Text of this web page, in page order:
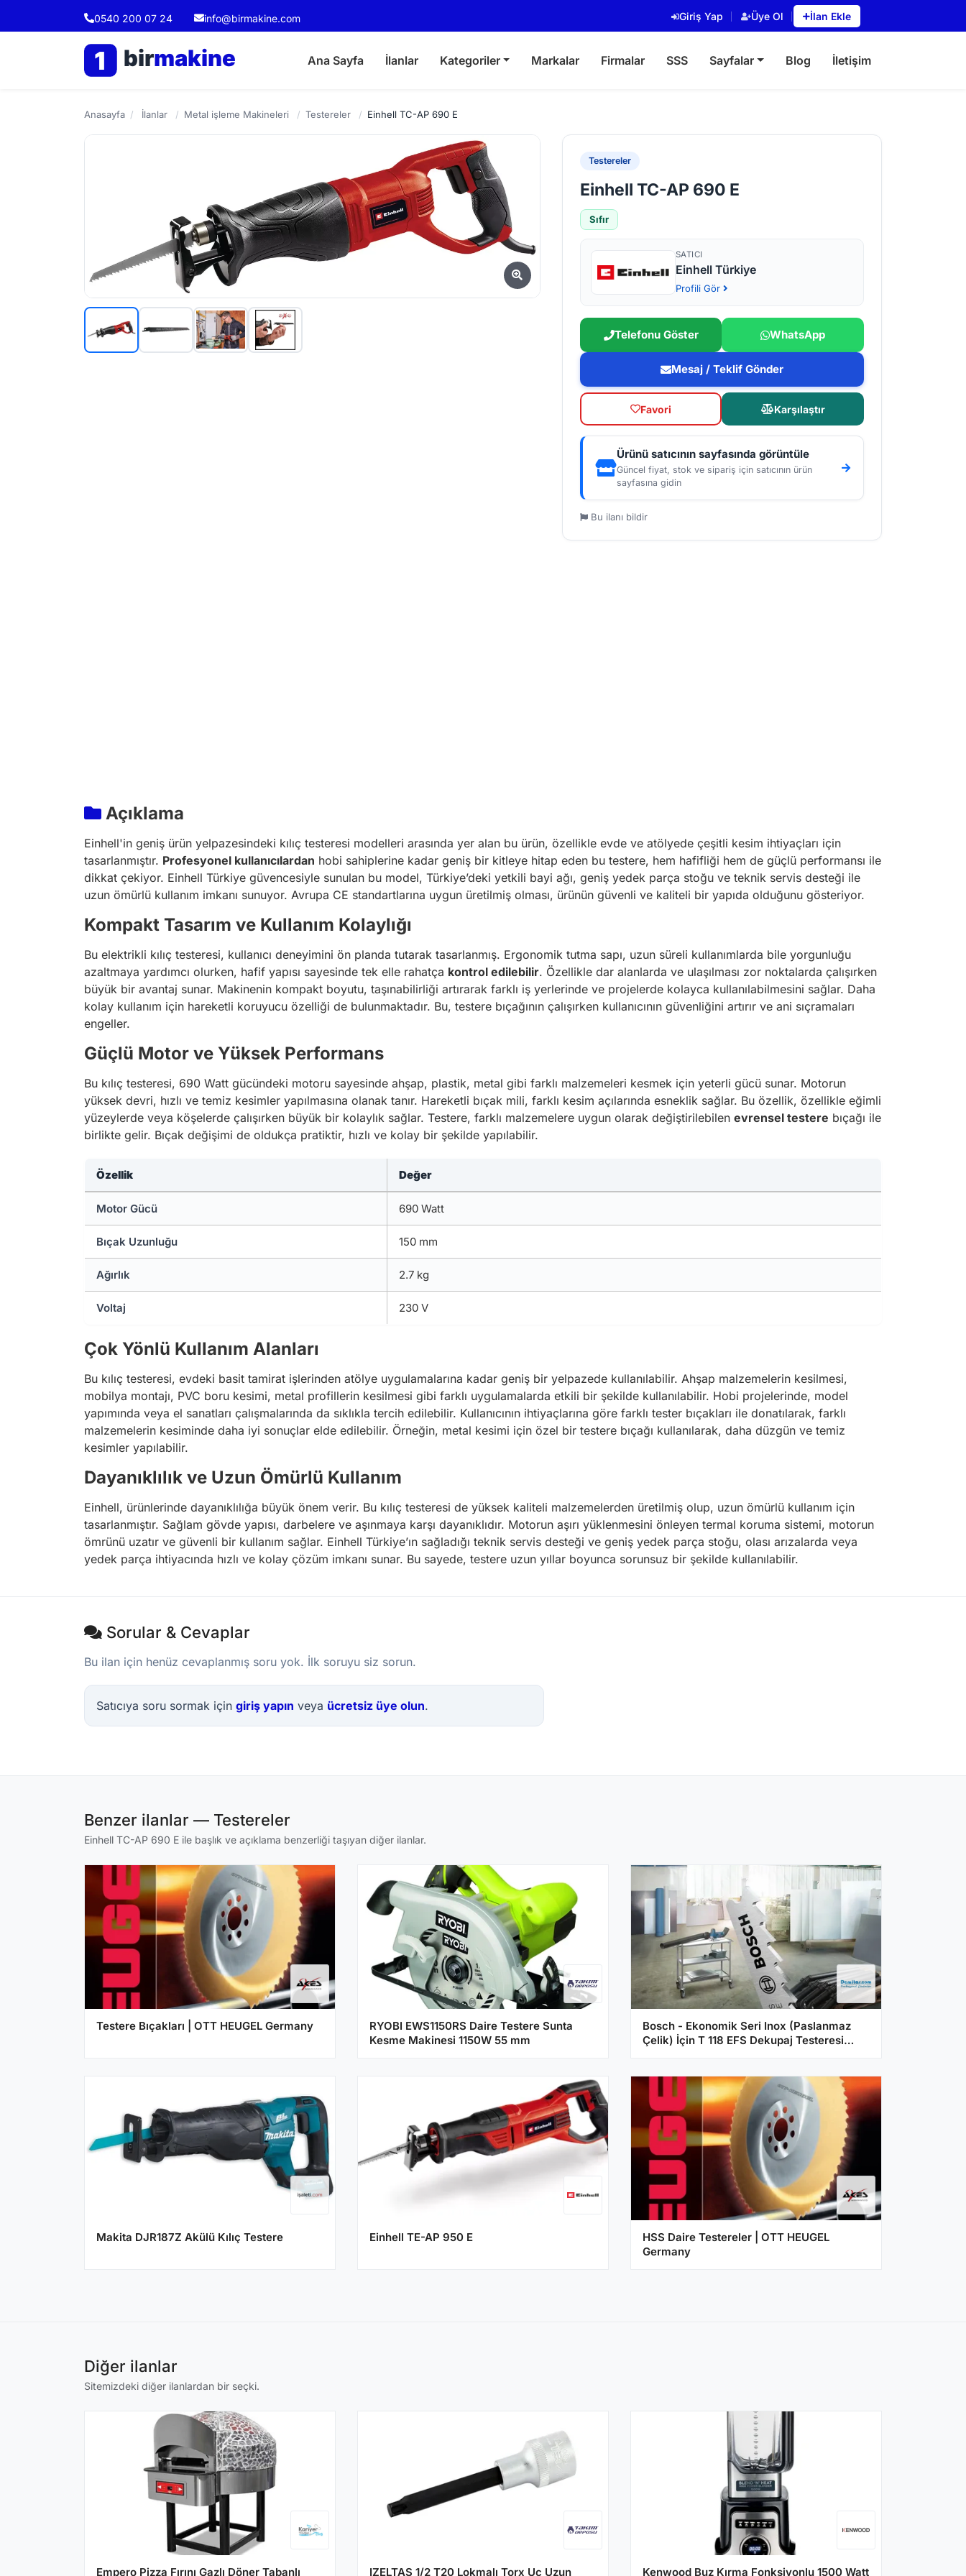
0540 200 07 24 info@birmakine.com Giriş Yap Üye Ol İlan Ekle
1 birmakine Ana Sayfa İlanlar Kategoriler Markalar Firmalar SSS Sayfalar Blog İletişim
Anasayfa / İlanlar / Metal işleme Makineleri / Testereler / Einhell TC-AP 690 E
Testereler
Einhell TC-AP 690 E
Sıfır
SATICI
Einhell Türkiye
Profili Gör
Telefonu Göster WhatsApp
Mesaj / Teklif Gönder
Favori Karşılaştır
Ürünü satıcının sayfasında görüntüle
Güncel fiyat, stok ve sipariş için satıcının ürün
sayfasına gidin
Bu ilanı bildir
Açıklama
Einhell'in geniş ürün yelpazesindeki kılıç testeresi modelleri arasında yer alan bu ürün, özellikle evde ve atölyede çeşitli kesim ihtiyaçları için
tasarlanmıştır. Profesyonel kullanıcılardan hobi sahiplerine kadar geniş bir kitleye hitap eden bu testere, hem hafifliği hem de güçlü performansı ile
dikkat çekiyor. Einhell Türkiye güvencesiyle sunulan bu model, Türkiye’deki yetkili bayi ağı, geniş yedek parça stoğu ve teknik servis desteği ile
uzun ömürlü kullanım imkanı sunuyor. Avrupa CE standartlarına uygun üretilmiş olması, ürünün güvenli ve kaliteli bir yapıda olduğunu gösteriyor.
Kompakt Tasarım ve Kullanım Kolaylığı
Bu elektrikli kılıç testeresi, kullanıcı deneyimini ön planda tutarak tasarlanmış. Ergonomik tutma sapı, uzun süreli kullanımlarda bile yorgunluğu
azaltmaya yardımcı olurken, hafif yapısı sayesinde tek elle rahatça kontrol edilebilir. Özellikle dar alanlarda ve ulaşılması zor noktalarda çalışırken
büyük bir avantaj sunar. Makinenin kompakt boyutu, taşınabilirliği artırarak farklı iş yerlerinde ve projelerde kolayca kullanılabilmesini sağlar. Daha
kolay kullanım için hareketli koruyucu özelliği de bulunmaktadır. Bu, testere bıçağının çalışırken kullanıcının güvenliğini artırır ve ani sıçramaları
engeller.
Güçlü Motor ve Yüksek Performans
Bu kılıç testeresi, 690 Watt gücündeki motoru sayesinde ahşap, plastik, metal gibi farklı malzemeleri kesmek için yeterli gücü sunar. Motorun
yüksek devri, hızlı ve temiz kesimler yapılmasına olanak tanır. Hareketli bıçak mili, farklı kesim açılarında esneklik sağlar. Bu özellik, özellikle eğimli
yüzeylerde veya köşelerde çalışırken büyük bir kolaylık sağlar. Testere, farklı malzemelere uygun olarak değiştirilebilen evrensel testere bıçağı ile
birlikte gelir. Bıçak değişimi de oldukça pratiktir, hızlı ve kolay bir şekilde yapılabilir.
Özellik Değer
Motor Gücü 690 Watt
Bıçak Uzunluğu 150 mm
Ağırlık 2.7 kg
Voltaj 230 V
Çok Yönlü Kullanım Alanları
Bu kılıç testeresi, evdeki basit tamirat işlerinden atölye uygulamalarına kadar geniş bir yelpazede kullanılabilir. Ahşap malzemelerin kesilmesi,
mobilya montajı, PVC boru kesimi, metal profillerin kesilmesi gibi farklı uygulamalarda etkili bir şekilde kullanılabilir. Hobi projelerinde, model
yapımında veya el sanatları çalışmalarında da sıklıkla tercih edilebilir. Kullanıcının ihtiyaçlarına göre farklı tester bıçakları ile donatılarak, farklı
malzemelerin kesiminde daha iyi sonuçlar elde edilebilir. Örneğin, metal kesimi için özel bir testere bıçağı kullanılarak, daha düzgün ve temiz
kesimler yapılabilir.
Dayanıklılık ve Uzun Ömürlü Kullanım
Einhell, ürünlerinde dayanıklılığa büyük önem verir. Bu kılıç testeresi de yüksek kaliteli malzemelerden üretilmiş olup, uzun ömürlü kullanım için
tasarlanmıştır. Sağlam gövde yapısı, darbelere ve aşınmaya karşı dayanıklıdır. Motorun aşırı yüklenmesini önleyen termal koruma sistemi, motorun
ömrünü uzatır ve güvenli bir kullanım sağlar. Einhell Türkiye’ın sağladığı teknik servis desteği ve geniş yedek parça stoğu, olası arızalarda veya
yedek parça ihtiyacında hızlı ve kolay çözüm imkanı sunar. Bu sayede, testere uzun yıllar boyunca sorunsuz bir şekilde kullanılabilir.
Sorular & Cevaplar
Bu ilan için henüz cevaplanmış soru yok. İlk soruyu siz sorun.
Satıcıya soru sormak için giriş yapın veya ücretsiz üye olun.
Benzer ilanlar — Testereler
Einhell TC-AP 690 E ile başlık ve açıklama benzerliği taşıyan diğer ilanlar.
Testere Bıçakları | OTT HEUGEL Germany
RYOBI EWS1150RS Daire Testere Sunta
Kesme Makinesi 1150W 55 mm
Bosch - Ekonomik Seri Inox (Paslanmaz
Çelik) İçin T 118 EFS Dekupaj Testeresi
Makita DJR187Z Akülü Kılıç Testere Einhell TE-AP 950 E
HSS Daire Testereler | OTT HEUGEL
Germany
Diğer ilanlar
Sitemizdeki diğer ilanlardan bir seçki.
Empero Pizza Fırını Gazlı Döner Tabanlı IZELTAS 1/2 T20 Lokmalı Torx Uç Uzun Kenwood Buz Kırma Fonksiyonlu 1500 Watt